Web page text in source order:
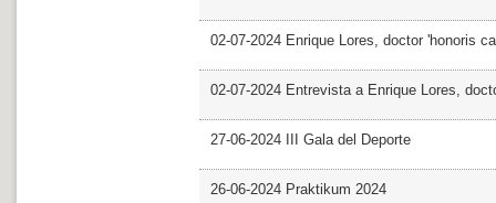
02-07-2024 Enrique Lores, doctor 'honoris
02-07-2024 Entrevista a Enrique Lores,
27-06-2024 III Gala del Deporte
26-06-2024 Praktikum 2024